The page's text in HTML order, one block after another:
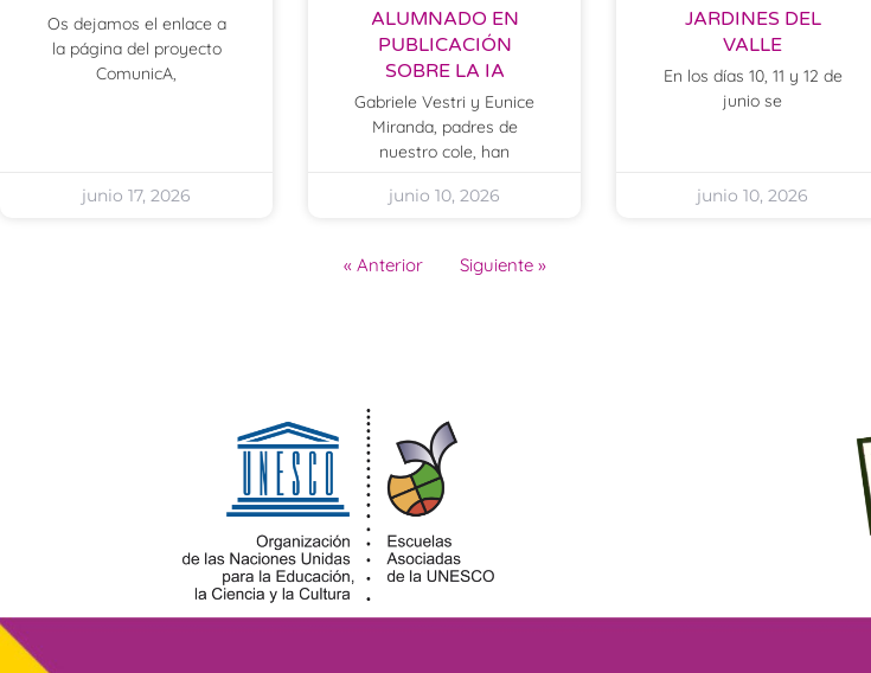
Os dejamos el enlace a
la página del proyecto
ComunicA,
junio 17, 2026
ALUMNADO EN
PUBLICACIÓN
SOBRE LA IA
Gabriele Vestri y Eunice
Miranda, padres de
nuestro cole, han
junio 10, 2026
JARDINES DEL
VALLE
En los días 10, 11 y 12 de
junio se
junio 10, 2026
« Anterior Siguiente »